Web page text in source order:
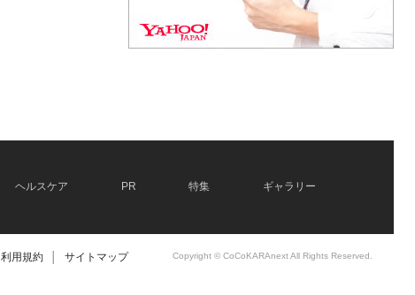
ヘルスケア PR 特集 ギャラリー
利用規約 サイトマップ Copyright © CoCoKARAnext All Rights Reserved.